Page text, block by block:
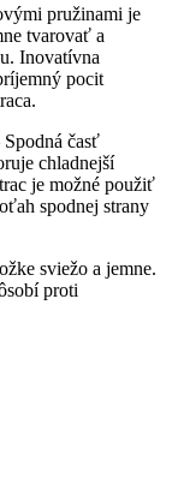
pružinami je
tvarovať a
Inovatívna
pocit
časť
chladnejší
je možné použiť
spodnej strany
sviežo a jemne.
proti